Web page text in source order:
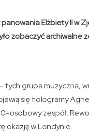
Elżbiety II w
zobaczyć archiwalne
tych grupa muzyczna,
się hologramy
osobowy zespół.
okazję w Londynie.